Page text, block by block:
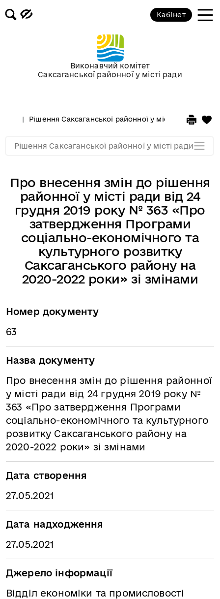
Виконавчий комітет
Саксаганської районної у місті ради
Кабінет
Рішення Саксаганської районної у місті ради
Про внесення змін до рішення
районної у місті ради від 24
грудня 2019 року № 363 «Про
затвердження Програми
соціально-економічного та
культурного розвитку
Саксаганського району на
2020-2022 роки» зі змінами
Номер документу
63
Назва документу
Про внесення змін до рішення районної
у місті ради від 24 грудня 2019 року №
363 «Про затвердження Програми
соціально-економічного та культурного
розвитку Саксаганського району на
2020-2022 роки» зі змінами
Дата створення
27.05.2021
Дата надходження
27.05.2021
Джерело інформації
Відділ економіки та промисловості
Рішення Саксаганської районної у місті ради
Сесії у 2012 році